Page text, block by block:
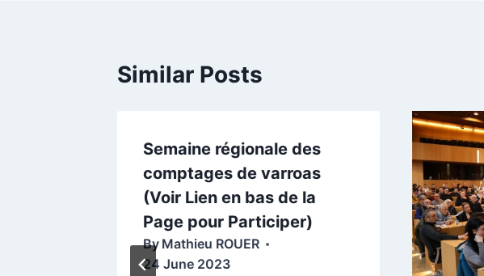
Similar Posts
Semaine régionale des
comptages de varroas
(Voir Lien en bas de la
Page pour Participer)
By Mathieu ROUER
24 June 2023